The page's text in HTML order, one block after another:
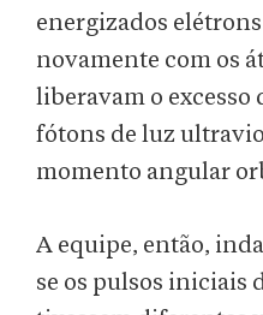
energizados
novamente com os
liberavam o excesso
fótons de luz
momento angular
A equipe, então,
se os pulsos iniciais